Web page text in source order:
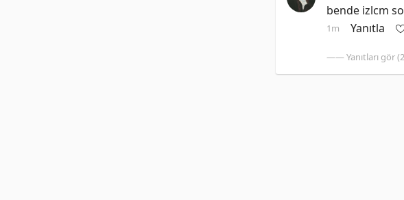
bende izlcm
1m Yanıtla
—— Yanıtları gör